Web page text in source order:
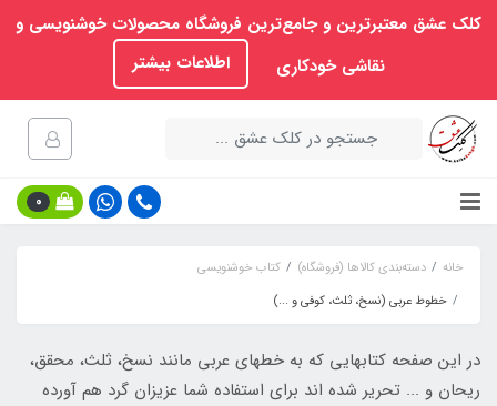
کلک عشق معتبرترین و جامع‌ترین فروشگاه محصولات خوشنویسی و
نقاشی خودکاری
اطلاعات بیشتر
0
خانه دسته‌بندی کالاها (فروشگاه)
کتاب خوشنویسی
خطوط عربی (نسخ، ثلث، کوفی و ...)
در این صفحه کتابهایی که به خطهای عربی مانند نسخ، ثلث، محقق،
ریحان و ... تحریر شده اند برای استفاده شما عزیزان گرد هم آورده